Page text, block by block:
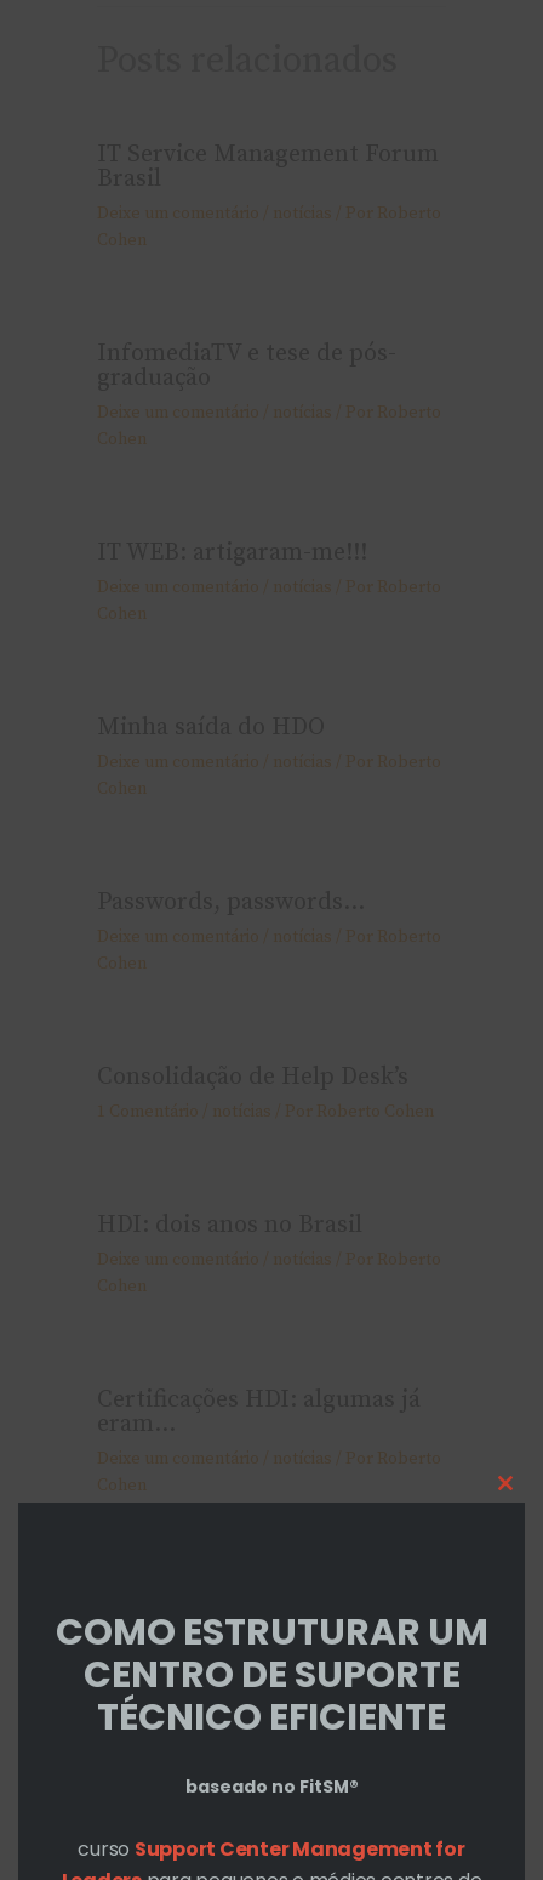
Deixe um comentário notí­cias / Por Roberto
Cohen
Deixe um comentário notí­cias / Por Roberto
Cohen
Deixe um comentário notí­cias / Por Roberto
Cohen
Deixe um comentário notí­cias / Por Roberto
Cohen
Deixe um comentário notí­cias / Por Roberto
Cohen
1 Comentário notí­cias / Por Roberto Cohen
Deixe um comentário notí­cias / Por Roberto
Cohen
Deixe um comentário notí­cias / Por Roberto
Cohen
Deixe um comentário/notí­cias/ PorRoberto
Cohen
COMO ESTRUTURAR UM
CENTRO DE SUPORTE
TÉCNICO EFICIENTE
baseado no FitSM®
curso Support Center Management for